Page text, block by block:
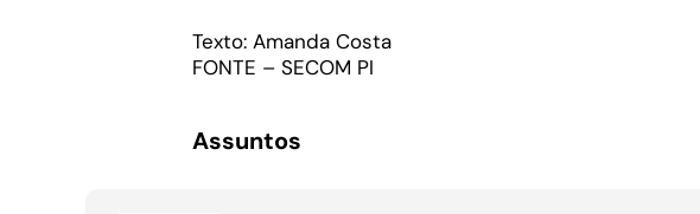
Texto: Amanda Costa
FONTE – SECOM PI
Assuntos